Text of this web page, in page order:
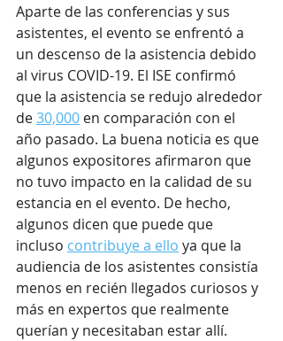
Aparte de las conferencias y sus
asistentes, el evento se enfrentó a
un descenso de la asistencia debido
al virus COVID-19. El ISE confirmó
que la asistencia se redujo alrededor
de 30,000 en comparación con el
año pasado. La buena noticia es que
algunos expositores afirmaron que
no tuvo impacto en la calidad de su
estancia en el evento. De hecho,
algunos dicen que puede que
incluso contribuye a ello ya que la
audiencia de los asistentes consistía
menos en recién llegados curiosos y
más en expertos que realmente
querían y necesitaban estar allí.